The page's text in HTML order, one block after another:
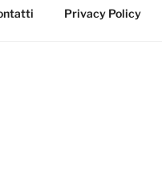
Privacy Policy